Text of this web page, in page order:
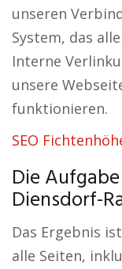
unseren
System, das
Interne
unsere
funktionieren.
SEO
Die
Diensdorf-
Das Ergebnis
alle Seiten,